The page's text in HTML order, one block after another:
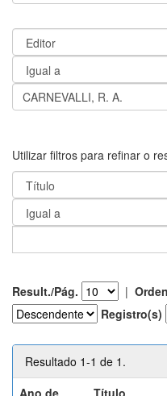
Utilizar filtros para refinar o
Result./Pág. |
Registro(s)
Resultado 1-1 de 1.
Ano de
Título